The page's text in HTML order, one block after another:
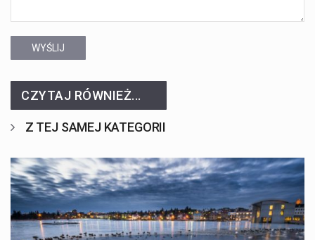
WYŚLIJ
CZYTAJ RÓWNIEŻ...
Z TEJ SAMEJ KATEGORII